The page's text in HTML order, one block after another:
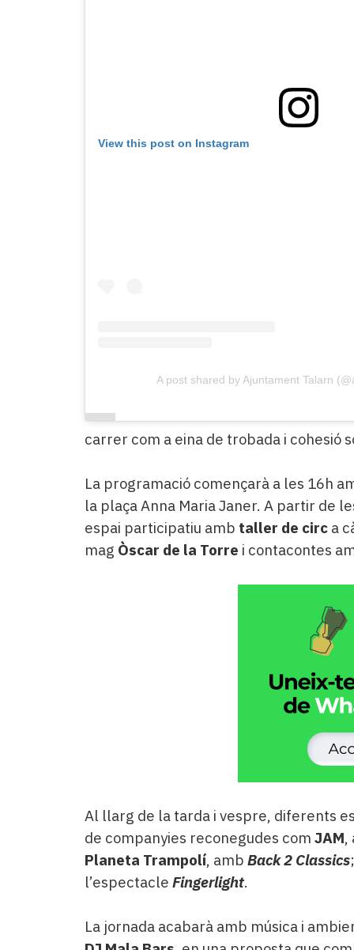
View this post on Instagram
A post shared by Ajuntament Talarn
carrer com a eina de trobada i cohesió
La programació començarà a les 16h
la plaça Anna Maria Janer. A partir de
espai participatiu amb taller de circa
mag Òscar de la Torre i contacontes
Al llarg de la tarda i vespre, diferents
de companyies reconegudes com JAM,
Planeta Trampolí, amb Back 2 Classics
l’espectacle Fingerlight.
La jornada acabarà amb música i